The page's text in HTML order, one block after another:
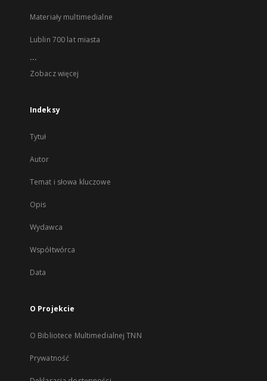
Materiały multimedialne
Lublin 700 lat miasta
...
Zobacz więcej
Indeksy
Tytuł
Autor
Temat i słowa kluczowe
Opis
Wydawca
Współtwórca
Data
O Projekcie
O Bibliotece Multimedialnej TNN
Prywatność